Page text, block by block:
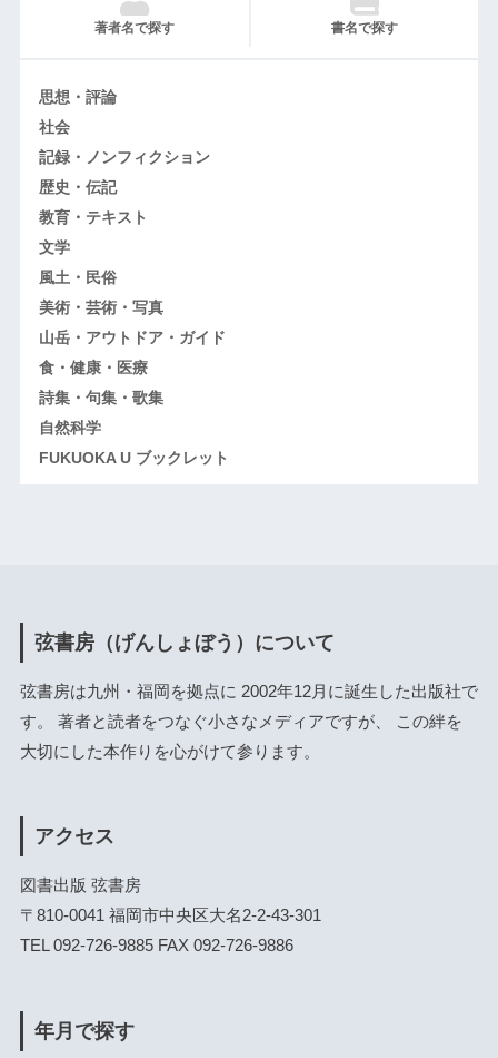
著者名で探す 書名で探す
思想・評論
社会
記録・ノンフィクション
歴史・伝記
教育・テキスト
文学
風土・民俗
美術・芸術・写真
山岳・アウトドア・ガイド
食・健康・医療
詩集・句集・歌集
自然科学
FUKUOKA U ブックレット
弦書房（げんしょぼう）について
弦書房は九州・福岡を拠点に 2002年12月に誕生した出版社で
す。 著者と読者をつなぐ小さなメディアですが、 この絆を
大切にした本作りを心がけて参ります。
アクセス
図書出版 弦書房
〒810-0041 福岡市中央区大名2-2-43-301
TEL 092-726-9885 FAX 092-726-9886
年月で探す